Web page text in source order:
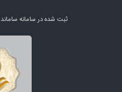
ثبت شده در سامانه